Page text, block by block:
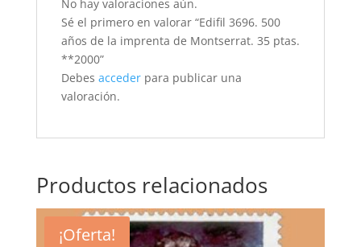
No hay valoraciones aún.
Sé el primero en valorar “Edifil 3696. 500
años de la imprenta de Montserrat. 35 ptas.
**2000”
Debes accederpara publicar una
valoración.
Productos relacionados
¡Oferta!